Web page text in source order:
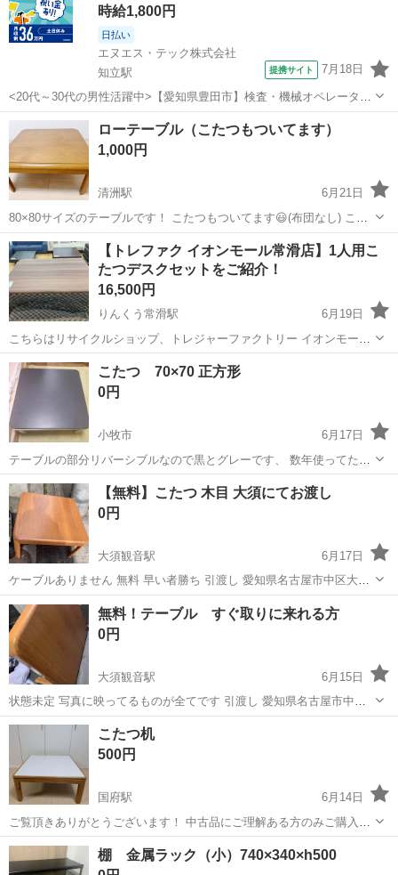
時給1,800円
日払い
エヌエス・テック株式会社
知立駅
提携サイト 7月18日
<20代～30代の男性活躍中>【愛知県豊田市】検査・機械オペレーター
／交替制／月収36.2万円以上可能！／ngy144-99 仕事概要 仕事概要 安
心の研修あり！ ー・ー・ー・ー・ー・ー 毎週火曜/金曜 入社チャン
豊田市 その他
ローテーブル（こたつもついてます）
1,000円
清洲駅
6月21日
80×80サイズのテーブルです！ こたつもついてます😃(布団なし) こた
つ動作確認済です！ 2年間使用していたため、多少の傷はあります
が、大きなへこみなど目立つものはありません。 よかったらつかって
ください！
愛知 清須市 清洲駅 テーブル ありません
【トレファク イオンモール常滑店】1人用こ
たつデスクセットをご紹介！
16,500円
りんくう常滑駅
6月19日
こちらはリサイクルショップ、トレジャーファクトリー イオンモール
常滑店からの出品です。 アイテム：1人用こたつデスクセット カラ
愛知 常滑市 りんくう常滑駅 テーブル
こたつ 70×70 正方形
0円
小牧市
6月17日
テーブルの部分リバーシブルなので黒とグレーです、 数年使ってたの
で細かい傷はあるかもしれません。 こたつ台の足の部分が1つ割れて
ますが何とか使ってました。 こたつのコンセントはありません。 でも
コンセントさえあれば使えます。
愛知 小牧市 テーブル
【無料】こたつ 木目 大須にてお渡し
0円
大須観音駅
6月17日
ケーブルありません 無料 早い者勝ち 引渡し 愛知県名古屋市中区大須
2丁目5-31
愛知 名古屋市 大須観音駅 テーブル
無料！テーブル すぐ取りに来れる方
0円
大須観音駅
6月15日
状態未定 写真に映ってるものが全てです 引渡し 愛知県名古屋市中区
大須2丁目5-31
愛知 名古屋市 大須観音駅
こたつ机
500円
国府駅
6月14日
ご覧頂きありがとうございます！ 中古品にご理解ある方のみご購入く
ださい サイズ:幅80cm x 奥行80cm x 高さ36cm 去年の冬まで使ってま
した。
愛知 豊川市 国府駅 テーブル
棚 金属ラック（小）740×340×h500